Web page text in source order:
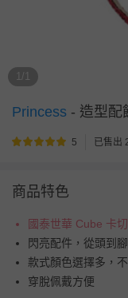
1/1
Princess - 造型配
5 已售出
商品特色
國泰世華 Cube 卡
閃亮配件，從頭到
款式顏色選擇多，
穿脫佩戴方便